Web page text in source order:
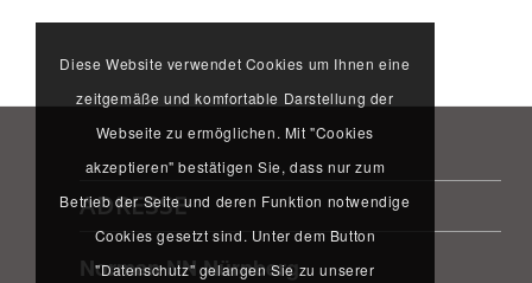
ADRESSE
Norman NN Nürnberg
Diese Website verwendet Cookies um Ihnen eine
zeitgemäße und komfortable Darstellung der
Webseite zu ermöglichen. Mit "Cookies
akzeptieren" bestätigen Sie, dass nur zum
Betrieb der Seite und deren Funktion notwendige
Cookies gesetzt sind. Unter dem Button
"Datenschutz" gelangen Sie zu unserer